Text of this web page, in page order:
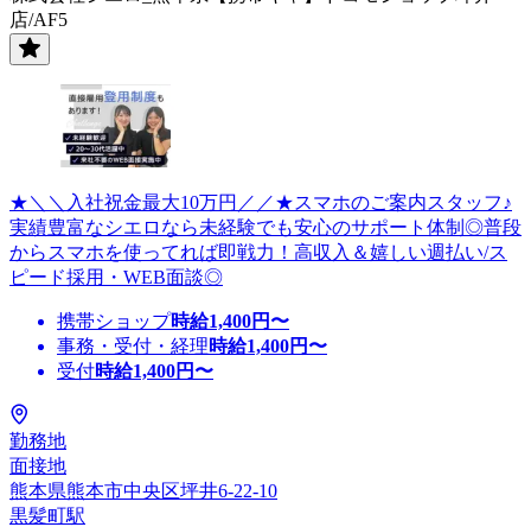
店/AF5
★＼＼入社祝金最大10万円／／★スマホのご案内スタッフ♪
実績豊富なシエロなら未経験でも安心のサポート体制◎普段
からスマホを使ってれば即戦力！高収入＆嬉しい週払い/ス
ピード採用・WEB面談◎
携帯ショップ時給1,400円〜
事務・受付・経理時給1,400円〜
受付時給1,400円〜
勤務地
面接地
熊本県熊本市中央区坪井6-22-10
黒髪町駅